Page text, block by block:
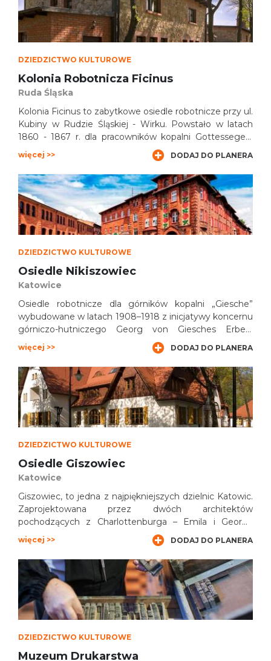
projektantów kolonii byli sławni architekci, jak np.
William Mueller i Hans Poelzig.
DZIEDZICTWO KULTUROWE
Kolonia Robotnicza Ficinus
Ruda Śląska
Kolonia Ficinus to zabytkowe osiedle robotnicze przy ul.
Kubiny w Rudzie Śląskiej - Wirku. Powstało w latach
1860 - 1867 r. dla pracowników kopalni Gottessegen,
założonej przez bytomsko-siemianowicką linię rodziny
Henckel von Donnersmarck. Nazwa Ficinus pochodzi
od nazwiska radcy górniczego i dyrektora generalnego
dóbr hrabiego Henckel von Donnersmarcka – Georga
Ficinusa, inicjatora budowy osiedla.
więcej >> DODAJ DO PLANERA
DZIEDZICTWO KULTUROWE
Osiedle Nikiszowiec
Katowice
Osiedle robotnicze dla górników kopalni „Giesche”
wybudowane w latach 1908–1918 z inicjatywy koncernu
górniczo-hutniczego Georg von Giesches Erben.
Osiedle zaprojektowali architekci Emil i Georg
Zillmannowie z Charlottenburga, twórcy zabudowy
Giszowca.
więcej >> DODAJ DO PLANERA
DZIEDZICTWO KULTUROWE
Osiedle Giszowiec
Katowice
Giszowiec, to jedna z najpiękniejszych dzielnic Katowic.
Zaprojektowana przez dwóch architektów
pochodzących z Charlottenburga – Emila i Georga
Zilmanów. Do budowy przystąpiono w latach 1906-1910
i na parceli, o wymiarach 800x1200 m, zbudowano
osiedle robotnicze wzorowane na zabudowie śląskiej
wsi. W tym samym stylu zaprojektowano również
budynki handlowe i usługowe kolonii.
więcej >> DODAJ DO PLANERA
DZIEDZICTWO KULTUROWE
Muzeum Drukarstwa